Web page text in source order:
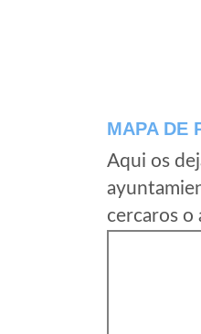
MAPA DE
Aqui os
cercaros o